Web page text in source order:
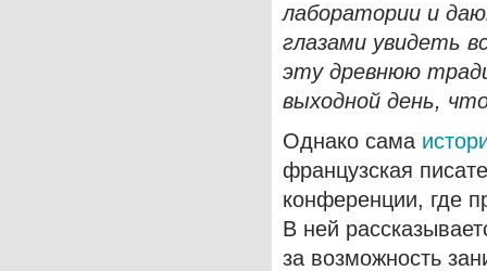
лаборатории и
глазами увидеть
эту древнюю
выходной день,
Однако сама
французская
конференции, где
В ней
за возможность